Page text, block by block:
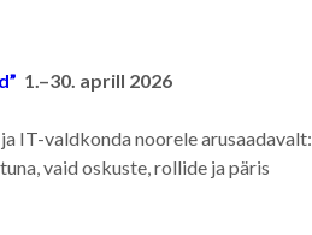
1.–30. aprill 2026
IT-valdkonda noorele arusaadavalt:
vaid oskuste, rollide ja päris